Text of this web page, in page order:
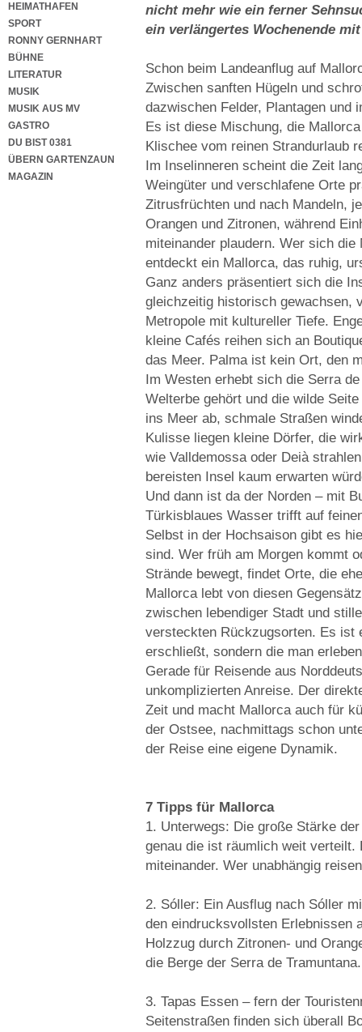
HEIMATHAFEN
SPORT
RONNY GERNHART
BÜHNE
LITERATUR
MUSIK
MUSIK AUS MV
GASTRO
DU BIST 0381
ÜBERN GARTENZAUN
MAGAZIN
nicht mehr wie ein ferner
ein verlängertes Wochenende
Schon beim Landeanflug auf
Zwischen sanften Hügeln und
dazwischen Felder, Plantagen und
Es ist diese Mischung, die
Klischee vom reinen Strandurlaub
Im Inselinneren scheint die Zeit
Weingüter und verschlafene Orte
Zitrusfrüchten und nach Mandeln,
Orangen und Zitronen, während
miteinander plaudern. Wer sich
entdeckt ein Mallorca, das ruhig,
Ganz anders präsentiert sich die
gleichzeitig historisch gewachsen,
Metropole mit kultureller Tiefe.
kleine Cafés reihen sich an
das Meer. Palma ist kein Ort, den
Im Westen erhebt sich die Serra
Welterbe gehört und die wilde
ins Meer ab, schmale Straßen
Kulisse liegen kleine Dörfer, die
wie Valldemossa oder Deià
bereisten Insel kaum erwarten
Und dann ist da der Norden – mit
Türkisblaues Wasser trifft auf
Selbst in der Hochsaison gibt es
sind. Wer früh am Morgen kommt
Strände bewegt, findet Orte, die
Mallorca lebt von diesen
zwischen lebendiger Stadt und
versteckten Rückzugsorten. Es ist
erschließt, sondern die man
Gerade für Reisende aus
unkomplizierten Anreise. Der
Zeit und macht Mallorca auch für
der Ostsee, nachmittags schon
der Reise eine eigene Dynamik.
7 Tipps für Mallorca
1. Unterwegs: Die große Stärke
genau die ist räumlich weit verteilt.
miteinander. Wer unabhängig
2. Sóller: Ein Ausflug nach Sóller
den eindrucksvollsten Erlebnissen
Holzzug durch Zitronen- und
die Berge der Serra de Tramuntana.
3. Tapas Essen – fern der
Seitenstraßen finden sich überall